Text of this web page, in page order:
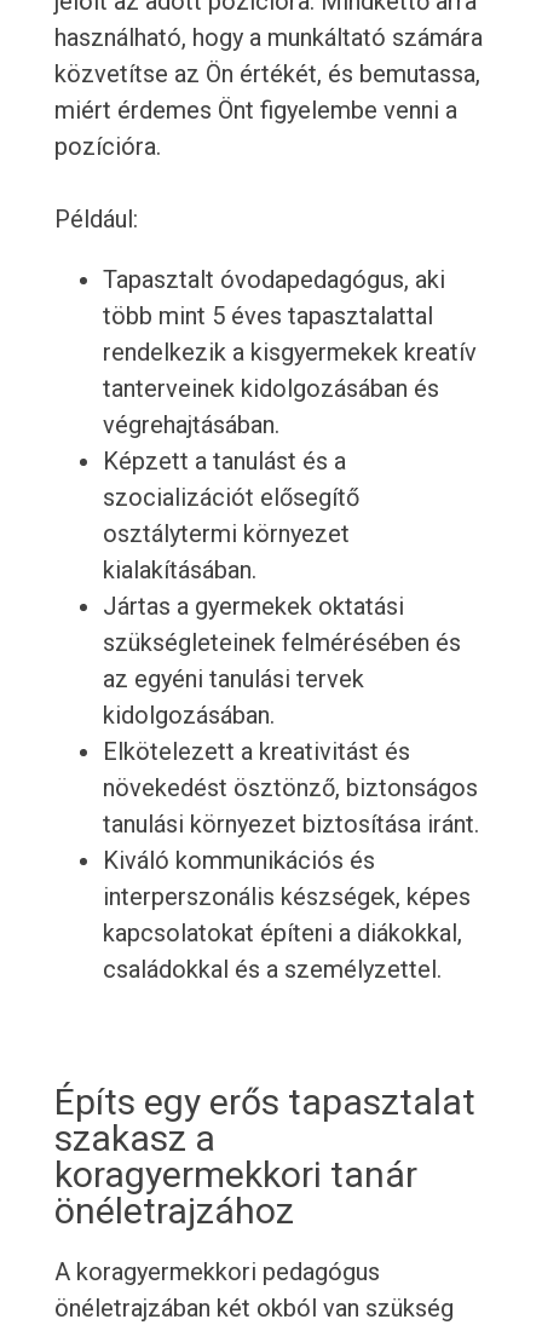
használható, hogy a munkáltató számára
közvetítse az Ön értékét, és bemutassa,
miért érdemes Önt figyelembe venni a
pozícióra.
Például:
Tapasztalt óvodapedagógus, aki
több mint 5 éves tapasztalattal
rendelkezik a kisgyermekek kreatív
tanterveinek kidolgozásában és
végrehajtásában.
Képzett a tanulást és a
szocializációt elősegítő
osztálytermi környezet
kialakításában.
Jártas a gyermekek oktatási
szükségleteinek felmérésében és
az egyéni tanulási tervek
kidolgozásában.
Elkötelezett a kreativitást és
növekedést ösztönző, biztonságos
tanulási környezet biztosítása iránt.
Kiváló kommunikációs és
interperszonális készségek, képes
kapcsolatokat építeni a diákokkal,
családokkal és a személyzettel.
Építs egy erős tapasztalat
szakasz a
koragyermekkori tanár
önéletrajzához
A koragyermekkori pedagógus
önéletrajzában két okból van szükség